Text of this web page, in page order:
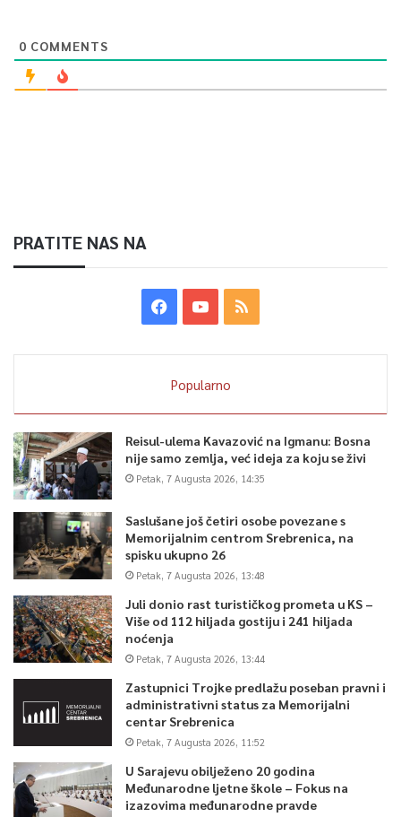
0 COMMENTS
PRATITE NAS NA
Popularno
Reisul-ulema Kavazović na Igmanu: Bosna
nije samo zemlja, već ideja za koju se živi
Petak, 7 Augusta 2026, 14:35
Saslušane još četiri osobe povezane s
Memorijalnim centrom Srebrenica, na
spisku ukupno 26
Petak, 7 Augusta 2026, 13:48
Juli donio rast turističkog prometa u KS –
Više od 112 hiljada gostiju i 241 hiljada
noćenja
Petak, 7 Augusta 2026, 13:44
Zastupnici Trojke predlažu poseban pravni i
administrativni status za Memorijalni
centar Srebrenica
Petak, 7 Augusta 2026, 11:52
U Sarajevu obilježeno 20 godina
Međunarodne ljetne škole – Fokus na
izazovima međunarodne pravde